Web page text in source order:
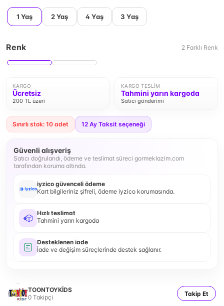
1 Yaş 2 Yaş 4 Yaş 3 Yaş
Renk 2 Farklı Renk
KARGO
Ücretsiz
200 TL üzeri
KARGO TESLIM
Tahmini yarın kargoda
Satıcı gönderimi
Sınırlı stok: 10 adet 12 Ay Taksit seçeneği
Güvenli alışveriş
Satıcı doğrulandı, ödeme ve teslimat süreci gormeklazim.com
tarafından koruma altında.
iyzico güvenceli ödeme
Kart bilgileriniz şifreli, ödeme iyzico korumasında.
Hızlı teslimat
Tahmini yarın kargoda
Desteklenen iade
İade ve değişim süreçlerinde destek sağlanır.
TOONTOYKİDS
0 Takipçi Takip Et